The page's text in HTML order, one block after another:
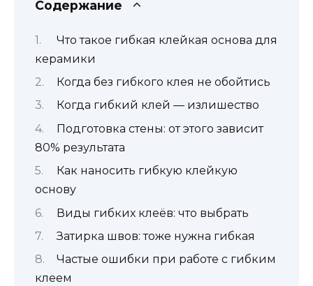
Содержание
Что такое гибкая клейкая основа для
керамики
Когда без гибкого клея не обойтись
Когда гибкий клей — излишество
Подготовка стены: от этого зависит
80% результата
Как наносить гибкую клейкую
основу
Виды гибких клеёв: что выбрать
Затирка швов: тоже нужна гибкая
Частые ошибки при работе с гибким
клеем